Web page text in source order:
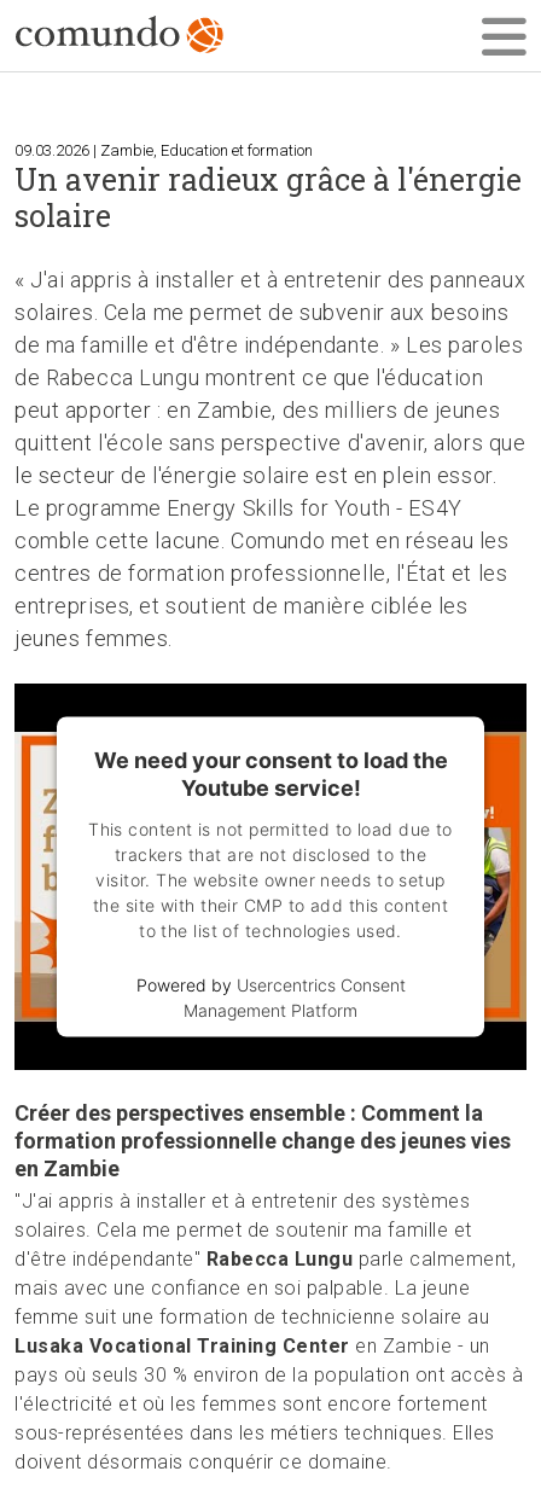
09.03.2026 | Zambie, Education et formation
Un avenir radieux grâce à l'énergie
solaire
« J'ai appris à installer et à entretenir des panneaux
solaires. Cela me permet de subvenir aux besoins
de ma famille et d'être indépendante. » Les paroles
de Rabecca Lungu montrent ce que l'éducation
peut apporter : en Zambie, des milliers de jeunes
quittent l'école sans perspective d'avenir, alors que
le secteur de l'énergie solaire est en plein essor.
Le programme Energy Skills for Youth - ES4Y
comble cette lacune. Comundo met en réseau les
centres de formation professionnelle, l'État et les
entreprises, et soutient de manière ciblée les
jeunes femmes.
We need your consent to load the
Youtube service!
This content is not permitted to load due to
trackers that are not disclosed to the
visitor. The website owner needs to setup
the site with their CMP to add this content
to the list of technologies used.
Powered by Usercentrics Consent
Management Platform
Créer des perspectives ensemble : Comment la
formation professionnelle change des jeunes vies
en Zambie
"J'ai appris à installer et à entretenir des systèmes
solaires. Cela me permet de soutenir ma famille et
d'être indépendante" Rabecca Lungu parle calmement,
mais avec une confiance en soi palpable. La jeune
femme suit une formation de technicienne solaire au
Lusaka Vocational Training Center en Zambie - un
pays où seuls 30 % environ de la population ont accès à
l'électricité et où les femmes sont encore fortement
sous-représentées dans les métiers techniques. Elles
doivent désormais conquérir ce domaine.